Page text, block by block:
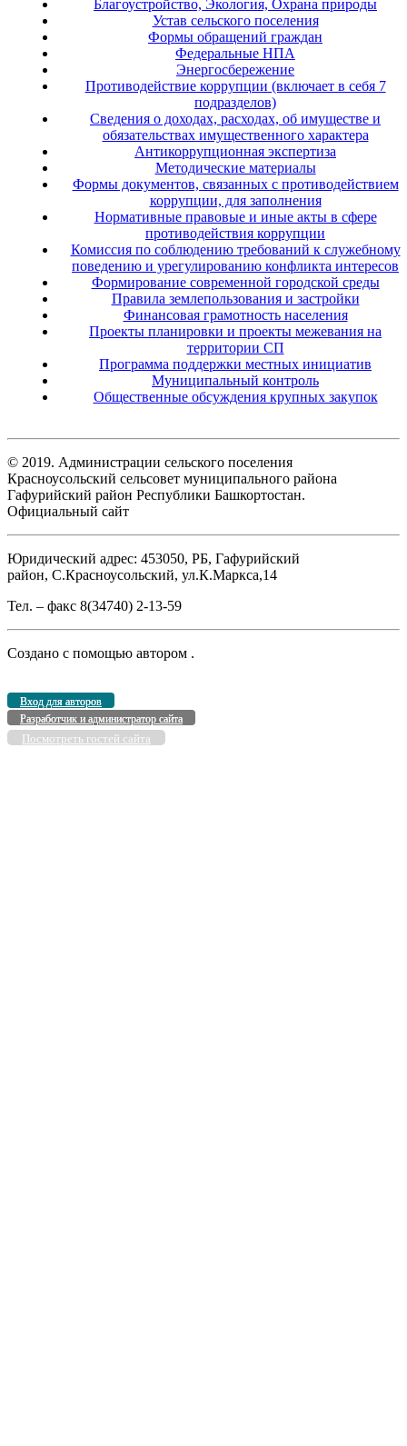
Благоустройство, Экология, Охрана природы
Устав сельского поселения
Формы обращений граждан
Федеральные НПА
Энергосбережение
Противодействие коррупции (включает в себя 7
подразделов)
Сведения о доходах, расходах, об имуществе и
обязательствах имущественного характера
Антикоррупционная экспертиза
Методические материалы
Формы документов, связанных с противодействием
коррупции, для заполнения
Нормативные правовые и иные акты в сфере
противодействия коррупции
Комиссия по соблюдению требований к служебному
поведению и урегулированию конфликта интересов
Формирование современной городской среды
Правила землепользования и застройки
Финансовая грамотность населения
Проекты планировки и проекты межевания на
территории СП
Программа поддержки местных инициатив
Муниципальный контроль
Общественные обсуждения крупных закупок
© 2019. Администрации сельского поселения
Красноусольский сельсовет муниципального района
Гафурийский район Республики Башкортостан.
Официальный сайт
Юридический адрес: 453050, РБ, Гафурийский
район, С.Красноусольский, ул.К.Маркса,14
Тел. – факс 8(34740) 2-13-59
Создано с помощью автором .
Вход для авторов
Разработчик и администратор сайта
Посмотреть гостей сайта